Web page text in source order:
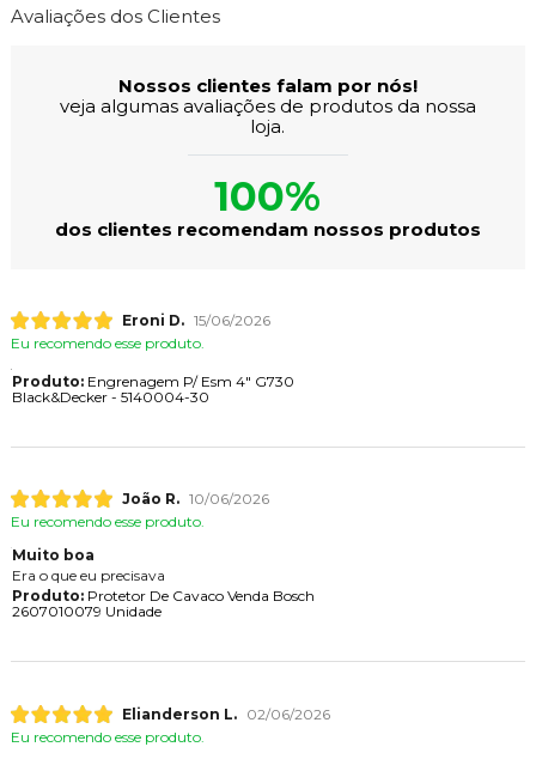
Avaliações dos Clientes
Nossos clientes falam por nós!
veja algumas avaliações de produtos da nossa
loja.
100%
dos clientes recomendam nossos produtos
Eroni D. 15/06/2026
Eu recomendo esse produto.
Produto:Engrenagem P/ Esm 4" G730
Black&Decker - 5140004-30
João R. 10/06/2026
Eu recomendo esse produto.
Muito boa
Era o que eu precisava
Produto:Protetor De Cavaco Venda Bosch
2607010079 Unidade
Elianderson L.
02/06/2026
Eu recomendo esse produto.